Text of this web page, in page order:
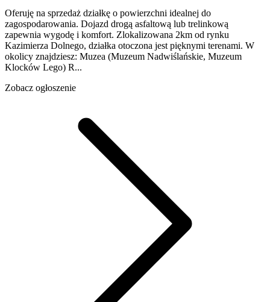
Oferuję na sprzedaż działkę o powierzchni idealnej do
zagospodarowania. Dojazd drogą asfaltową lub trelinkową
zapewnia wygodę i komfort. Zlokalizowana 2km od rynku
Kazimierza Dolnego, działka otoczona jest pięknymi terenami. W
okolicy znajdziesz: Muzea (Muzeum Nadwiślańskie, Muzeum
Klocków Lego) R...
Zobacz ogłoszenie